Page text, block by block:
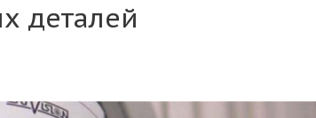
деталей